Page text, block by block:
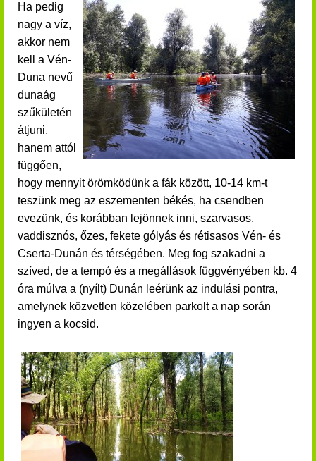
Ha pedig
nagy a víz,
akkor nem
kell a Vén-
Duna nevű
dunaág
szűkületén
átjuni,
hanem attól
függően,
hogy mennyit örömködünk a fák között, 10-14 km-t
teszünk meg az eszementen békés, ha csendben
evezünk, és korábban lejönnek inni, szarvasos,
vaddisznós, őzes, fekete gólyás és rétisasos Vén- és
Cserta-Dunán és térségében. Meg fog szakadni a
szíved, de a tempó és a megállások függvényében kb. 4
óra múlva a (nyílt) Dunán leérünk az indulási pontra,
amelynek közvetlen közelében parkolt a nap során
ingyen a kocsid.